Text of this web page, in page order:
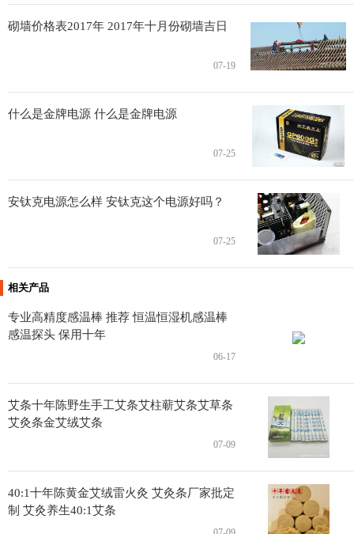
砌墙价格表2017年 2017年十月份砌墙吉日
07-19
什么是金牌电源 什么是金牌电源
07-25
安钛克电源怎么样 安钛克这个电源好吗？
07-25
相关产品
专业高精度感温棒 推荐 恒温恒湿机感温棒
感温探头 保用十年
06-17
艾条十年陈野生手工艾条艾柱蕲艾条艾草条
艾灸条金艾绒艾条
07-09
40:1十年陈黄金艾绒雷火灸 艾灸条厂家批定
制 艾灸养生40:1艾条